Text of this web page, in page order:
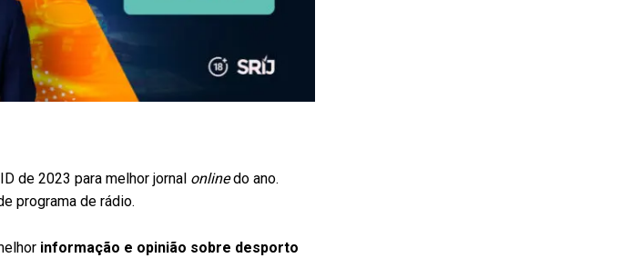
de 2023 para melhor jornal onlinedo ano.
programa de rádio.
informação e opinião sobre desporto